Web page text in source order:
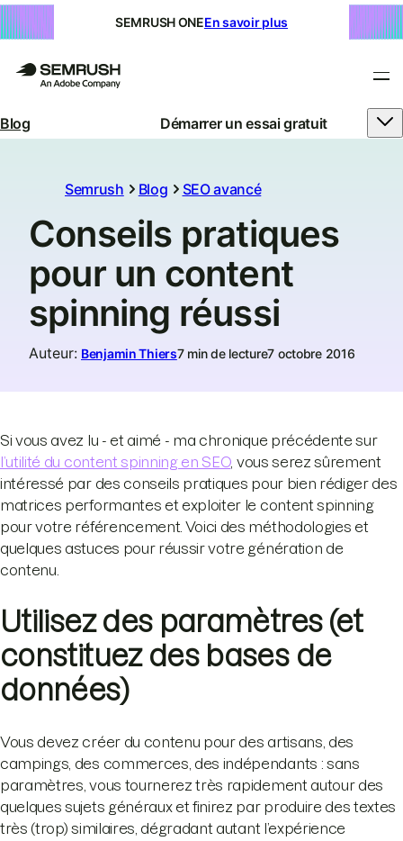
SEMRUSH ONEEn savoir plus
Blog Démarrer un essai gratuit
Semrush Blog SEO avancé
Conseils pratiques
pour un content
spinning réussi
Auteur: Benjamin Thiers7 min de lecture7 octobre 2016
Si vous avez lu - et aimé - ma chronique précédente sur
l’utilité du content spinning en SEO, vous serez sûrement
intéressé par des conseils pratiques pour bien rédiger des
matrices performantes et exploiter le content spinning
pour votre référencement. Voici des méthodologies et
quelques astuces pour réussir votre génération de
contenu.
Utilisez des paramètres (et
constituez des bases de
données)
Vous devez créer du contenu pour des artisans, des
campings, des commerces, des indépendants : sans
paramètres, vous tournerez très rapidement autour des
quelques sujets généraux et finirez par produire des textes
très (trop) similaires, dégradant autant l’expérience